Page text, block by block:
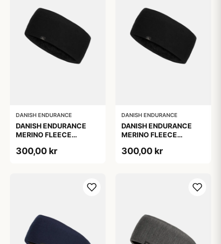
DANISH ENDURANCE
DANISH ENDURANCE
MERINO FLEECE
300,00 kr
DANISH ENDURANCE
DANISH ENDURANCE
MERINO FLEECE
300,00 kr